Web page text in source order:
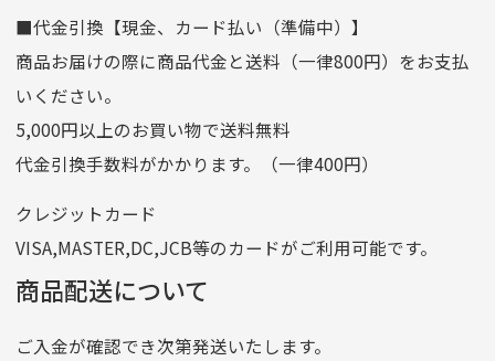
口座名義
株式会社一条
ゆうちょ銀行
ゆうちょ間
記号
14710
他銀行から
店名
四七八（読みヨンナナハチ）
店番
478
預金種目
普通預金
■代金引換【現金、カード払い（準備中）】
商品お届けの際に商品代金と送料（一律800円）をお支払
いください。
5,000円以上のお買い物で送料無料
代金引換手数料がかかります。（一律400円）
クレジットカード
VISA,MASTER,DC,JCB等のカードがご利用可能です。
商品配送について
ご入金が確認でき次第発送いたします。